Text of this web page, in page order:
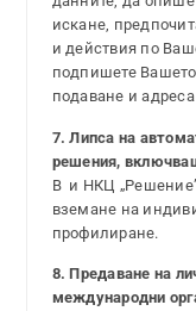
искане,
и действия по
подпишете Вашето
подаване и
7. Липса на
решения,
В и НКЦ
вземане на
профилиране.
8. Предаване на
международни